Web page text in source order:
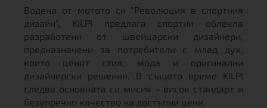
Водена от мотото си "Революция в спортния
дизайн", KILPI предлага спортни облекла
разработени от швейцарски дизайнери,
предназначени за потребители с млад дух,
които ценят стил, мода и оригинални
дизайнерски решения. В същото време KILPI
следва основната си мисия - висок стандарт и
безупречно качество на достъпни цени.